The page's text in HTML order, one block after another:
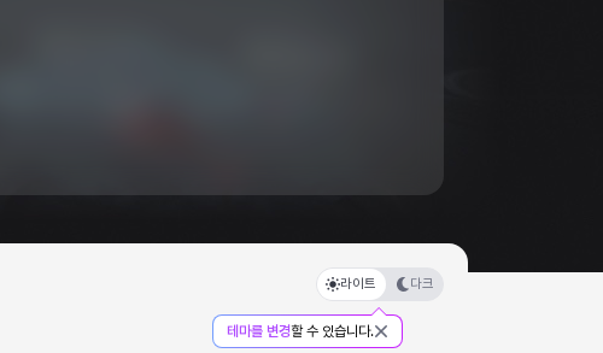
라이트 다크
테마를 변경할 수 있습니다.